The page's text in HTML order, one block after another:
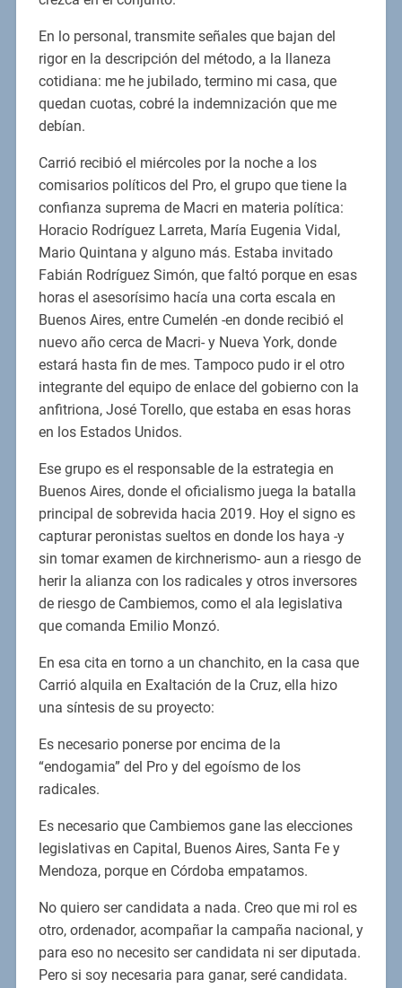
En lo personal, transmite señales que bajan del
rigor en la descripción del método, a la llaneza
cotidiana: me he jubilado, termino mi casa, que
quedan cuotas, cobré la indemnización que me
debían.
Carrió recibió el miércoles por la noche a los
comisarios políticos del Pro, el grupo que tiene la
confianza suprema de Macri en materia política:
Horacio Rodríguez Larreta, María Eugenia Vidal,
Mario Quintana y alguno más. Estaba invitado
Fabián Rodríguez Simón, que faltó porque en esas
horas el asesorísimo hacía una corta escala en
Buenos Aires, entre Cumelén -en donde recibió el
nuevo año cerca de Macri- y Nueva York, donde
estará hasta fin de mes. Tampoco pudo ir el otro
integrante del equipo de enlace del gobierno con la
anfitriona, José Torello, que estaba en esas horas
en los Estados Unidos.
Ese grupo es el responsable de la estrategia en
Buenos Aires, donde el oficialismo juega la batalla
principal de sobrevida hacia 2019. Hoy el signo es
capturar peronistas sueltos en donde los haya -y
sin tomar examen de kirchnerismo- aun a riesgo de
herir la alianza con los radicales y otros inversores
de riesgo de Cambiemos, como el ala legislativa
que comanda Emilio Monzó.
En esa cita en torno a un chanchito, en la casa que
Carrió alquila en Exaltación de la Cruz, ella hizo
una síntesis de su proyecto:
Es necesario ponerse por encima de la
“endogamia” del Pro y del egoísmo de los
radicales.
Es necesario que Cambiemos gane las elecciones
legislativas en Capital, Buenos Aires, Santa Fe y
Mendoza, porque en Córdoba empatamos.
No quiero ser candidata a nada. Creo que mi rol es
otro, ordenador, acompañar la campaña nacional, y
para eso no necesito ser candidata ni ser diputada.
Pero si soy necesaria para ganar, seré candidata.